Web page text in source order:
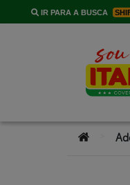
IR PARA A BUSCA
Você está